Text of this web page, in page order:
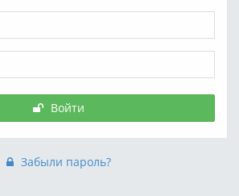
Войти
Забыли пароль?